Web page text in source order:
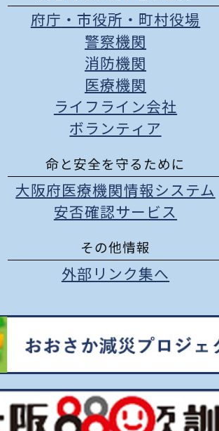
府庁 ・ 市役所 ・ 町村役場
警察機関
消防機関
医療機関
ライフライン会社
ボランティア
命と安全を守るために
大阪府医療機関情報システム
安否確認サービス
その他情報
外部リンク集へ